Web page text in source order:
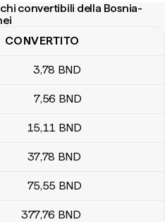
convertibili della Bosnia-
convertibili della Bosnia-
CONVERTITO
3,78 BND
7,56 BND
15,11 BND
37,78 BND
75,55 BND
377,76 BND